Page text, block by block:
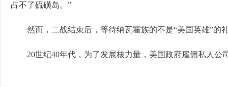
占不了硫磺岛。”
然而，二战结束后，等待纳瓦霍族的不是“美国英雄”的
20世纪40年代，为了发展核力量，美国政府雇佣私人公